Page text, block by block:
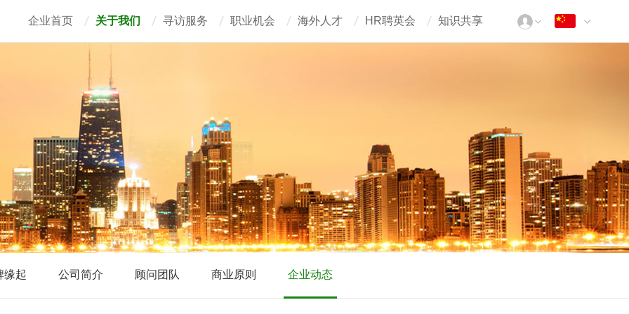
企业首页 关于我们 寻访服务 职业机会 海外人才 HR聘英会 知识共享
缘起 公司简介 顾问团队 商业原则 企业动态